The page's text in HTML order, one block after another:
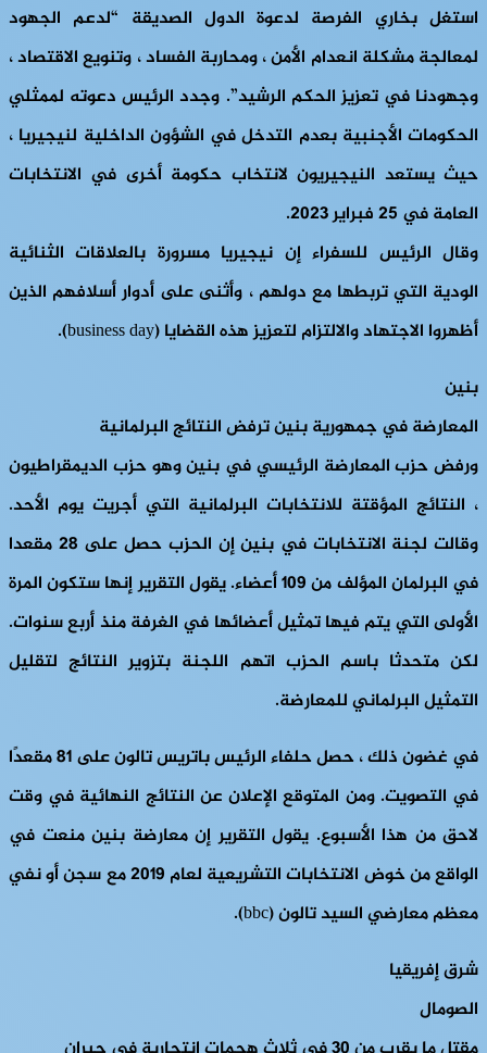
استغل بخاري الفرصة لدعوة الدول الصديقة “لدعم الجهود
لمعالجة مشكلة انعدام الأمن ، ومحاربة الفساد ، وتنويع الاقتصاد ،
وجهودنا في تعزيز الحكم الرشيد”. وجدد الرئيس دعوته لممثلي
الحكومات الأجنبية بعدم التدخل في الشؤون الداخلية لنيجيريا ،
حيث يستعد النيجيريون لانتخاب حكومة أخرى في الانتخابات
العامة في 25 فبراير 2023.
وقال الرئيس للسفراء إن نيجيريا مسرورة بالعلاقات الثنائية
الودية التي تربطها مع دولهم ، وأثنى على أدوار أسلافهم الذين
أظهروا الاجتهاد والالتزام لتعزيز هذه القضايا (business day).
بنين
المعارضة في جمهورية بنين ترفض النتائج البرلمانية
ورفض حزب المعارضة الرئيسي في بنين وهو حزب الديمقراطيون
، النتائج المؤقتة للانتخابات البرلمانية التي أجريت يوم الأحد.
وقالت لجنة الانتخابات في بنين إن الحزب حصل على 28 مقعدا
في البرلمان المؤلف من 109 أعضاء. يقول التقرير إنها ستكون المرة
الأولى التي يتم فيها تمثيل أعضائها في الغرفة منذ أربع سنوات.
لكن متحدثا باسم الحزب اتهم اللجنة بتزوير النتائج لتقليل
التمثيل البرلماني للمعارضة.
في غضون ذلك ، حصل حلفاء الرئيس باتريس تالون على 81 مقعدًا
في التصويت. ومن المتوقع الإعلان عن النتائج النهائية في وقت
لاحق من هذا الأسبوع. يقول التقرير إن معارضة بنين منعت في
الواقع من خوض الانتخابات التشريعية لعام 2019 مع سجن أو نفي
معظم معارضي السيد تالون (bbc).
شرق إفريقيا
الصومال